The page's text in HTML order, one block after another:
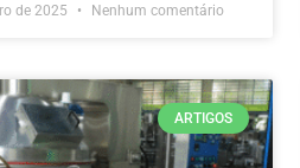
de 2025 Nenhum comentário
ARTIGOS